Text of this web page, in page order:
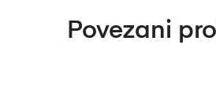
Povezani